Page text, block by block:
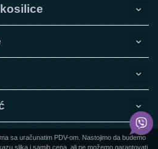
sa uračunatim PDV-om. Nastojimo da budemo
slika i samih cena, ali ne možemo garantovati